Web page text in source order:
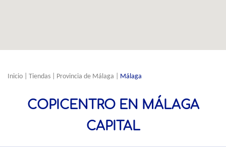
Inicio Tiendas Provincia de Málaga Málaga
COPICENTRO EN MÁLAGA
CAPITAL